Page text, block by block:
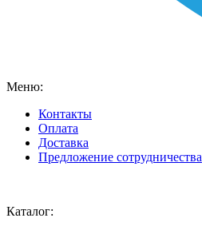
Меню:
Контакты
Оплата
Доставка
Предложение сотрудничества
Каталог: